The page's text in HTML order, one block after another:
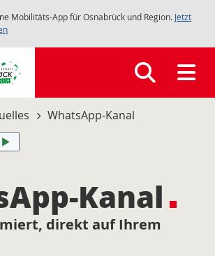
Mobilitäts-App für Osnabrück und Region. Jetzt
WhatsApp-Kanal
Kanal
direkt auf Ihrem